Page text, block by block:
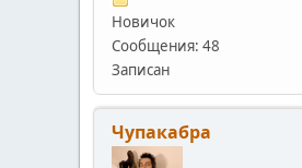
Новичок
Сообщения: 48
Записан
Чупакабра